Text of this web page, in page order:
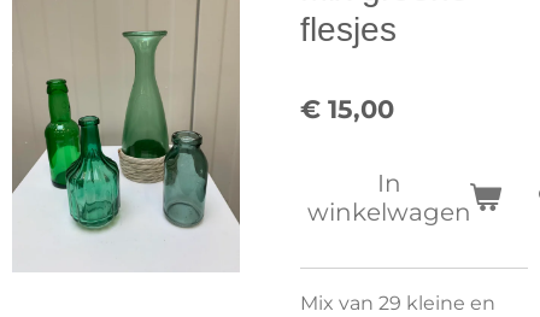
flesjes
€ 15,00
In
winkelwagen
Mix van 29 kleine en